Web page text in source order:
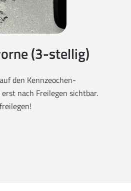
(3-stellig)
den Kennzeochen-
nach Freilegen sichtbar.